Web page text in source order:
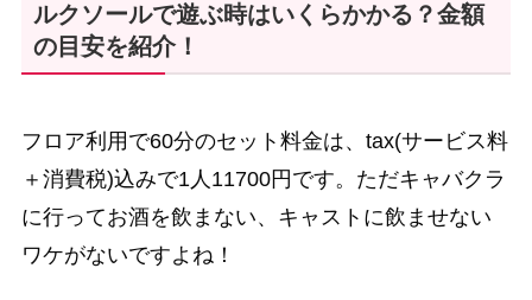
ルクソールで遊ぶ時はいくらかかる？金額
の目安を紹介！
フロア利用で60分のセット料金は、tax(サービス料
＋消費税)込みで1人11700円です。ただキャバクラ
に行ってお酒を飲まない、キャストに飲ませない
ワケがないですよね！